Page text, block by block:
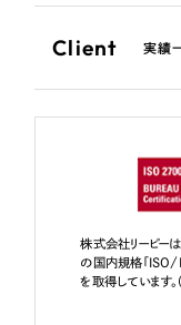
Client 実績
株式会社リーピーは
の国内規格「
を取得しています。